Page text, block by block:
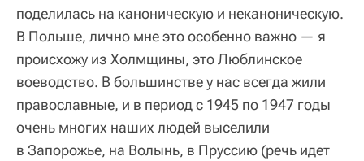
поделилась на каноническую и неканоническую.
В Польше, лично мне это особенно важно — я
происхожу из Холмщины, это Люблинское
воеводство. В большинстве у нас всегда жили
православные, и в период с 1945 по 1947 годы
очень многих наших людей выселили
в Запорожье, на Волынь, в Пруссию (речь идет